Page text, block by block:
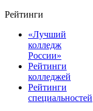
Рейтинги
«Лучший
колледж
России»
Рейтинги
колледжей
Рейтинги
специальностей